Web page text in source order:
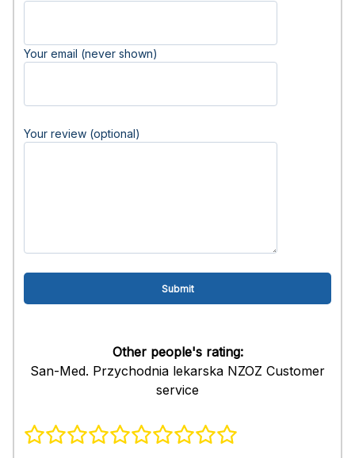
Your email (never shown)
Your review (optional)
Other people's rating:
San-Med. Przychodnia lekarska NZOZ Customer
service